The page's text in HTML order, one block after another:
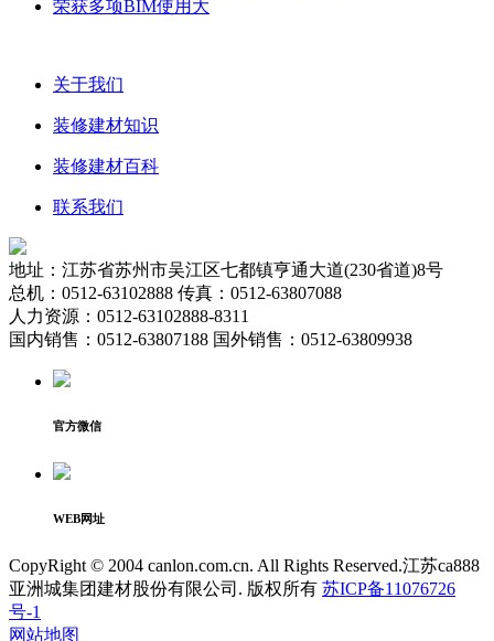
荣获多项BIM使用大
关于我们
装修建材知识
装修建材百科
联系我们
地址：江苏省苏州市吴江区七都镇亨通大道(230省道)8号
总机：0512-63102888 传真：0512-63807088
人力资源：0512-63102888-8311
国内销售：0512-63807188 国外销售：0512-63809938
官方微信
WEB网址
CopyRight © 2004 canlon.com.cn. All Rights Reserved.江苏ca888
亚洲城集团建材股份有限公司. 版权所有 苏ICP备11076726
号-1
网站地图